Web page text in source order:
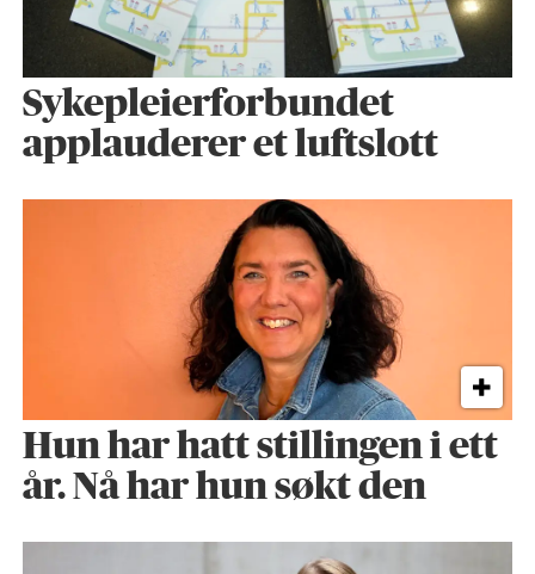
Sykepleier­forbundet
applauderer et luftslott
Hun har hatt stillingen i ett
år. Nå har hun søkt den